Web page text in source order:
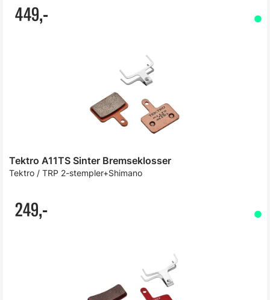
449,-
Tektro A11TS Sinter Bremseklosser
Tektro / TRP 2-stempler+Shimano
249,-